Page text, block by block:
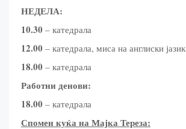
НЕДЕЛА:
10.30 – катедрала
12.00 – катедрала, миса на англиски јазик
18.00 – катедрала
Работни денови:
18.00 – катедрала
Спомен куќа на Мајка Тереза: